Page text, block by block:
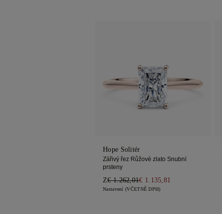
Hope Solitér
Zářivý řez Růžové zlato Snubní
prsteny
Z€ 1.262,01€ 1.135,81
Nastavení (VČETNĚ DPH)